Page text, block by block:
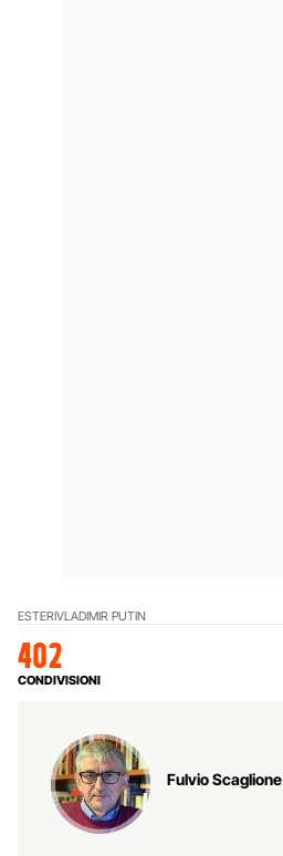
ESTERIVLADIMIR PUTIN
402
CONDIVISIONI
Fulvio Scaglione